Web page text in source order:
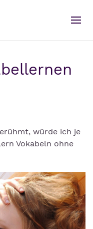
würde ich je
Vokabeln ohne